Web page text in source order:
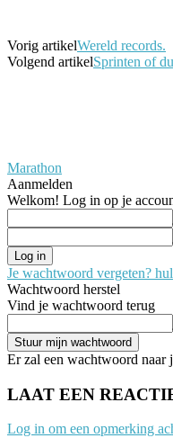
Vorig artikelWereld records.
Volgend artikelSprinten of
Marathon
Aanmelden
Welkom! Log in op je
Je wachtwoord vergeten?
Wachtwoord herstel
Vind je wachtwoord terug
Er zal een wachtwoord naar
LAAT EEN
Log in om een opmerking